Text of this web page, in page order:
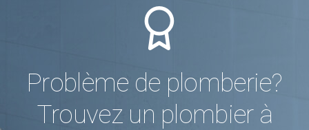
Problème de plomberie?
Trouvez un plombier à